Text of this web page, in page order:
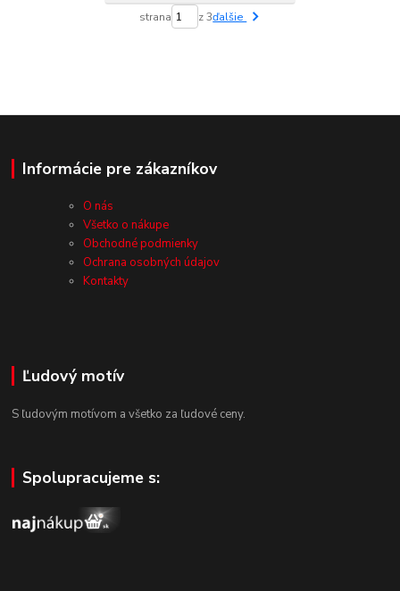
strana z 3ďalšie
Informácie pre zákazníkov
O nás
Všetko o nákupe
Obchodné podmienky
Ochrana osobných údajov
Kontakty
Ľudový motív
S ľudovým motívom a všetko za ľudové ceny.
Spolupracujeme s: